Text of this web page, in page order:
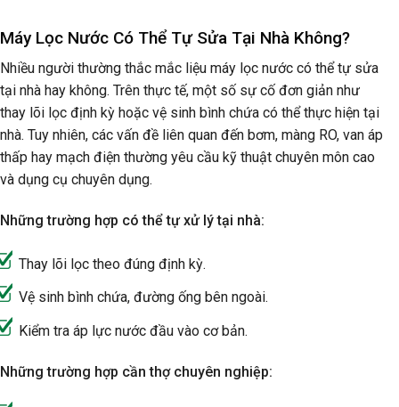
Máy Lọc Nước Có Thể Tự Sửa Tại Nhà Không?
Nhiều người thường thắc mắc liệu máy lọc nước có thể tự sửa
tại nhà hay không. Trên thực tế, một số sự cố đơn giản như
thay lõi lọc định kỳ hoặc vệ sinh bình chứa có thể thực hiện tại
nhà. Tuy nhiên, các vấn đề liên quan đến bơm, màng RO, van áp
thấp hay mạch điện thường yêu cầu kỹ thuật chuyên môn cao
và dụng cụ chuyên dụng.
Những trường hợp có thể tự xử lý tại nhà:
Thay lõi lọc theo đúng định kỳ.
Vệ sinh bình chứa, đường ống bên ngoài.
Kiểm tra áp lực nước đầu vào cơ bản.
Những trường hợp cần thợ chuyên nghiệp: